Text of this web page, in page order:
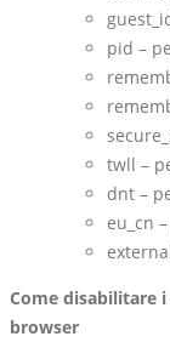
pid –
twll –
dnt –
eu_cn
Come disabilitare
browser